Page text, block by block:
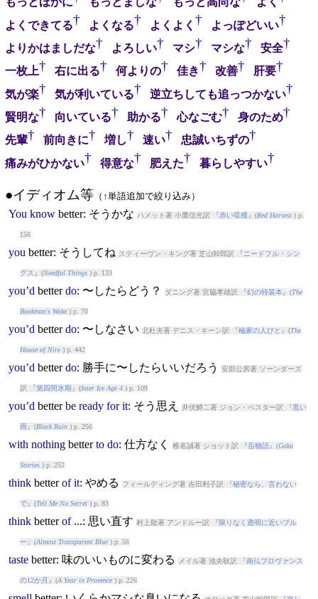
よくできてる† よくなる† よくよく † よっぽどいい†
よりかはましだな† よろしい† マシ† マシな† 安全†
一枚上† 右に出る† 何よりの† 佳き† 改善† 肝要†
気が楽† 気が利いている† 逆立ちしても追っつかない†
賢明な† 向いている† 助かる† 心なごむ† 身のため†
先輩† 前向きに† 増し† 速い† 忠誠いちずの†
痛みがひかない† 得意な† 肥えた† 暮らしやすい†
●イディオム等（ ↑単語追加で絞り込み）
You know better: そうかな ハメット著 小鷹信光訳 『赤い収穫 』(Red Harvest) p.
156
you better: そうしてね スティーヴン・キング著 芝山幹郎訳 『 ニードフル・シン
グス 』(Needful Things) p. 133
you’d better do: 〜したらどう？ ダニング著 宮脇孝雄訳 『幻の特装本』(The
Bookman's Wake) p. 70
you’d better do: 〜しなさい 北杜夫著 デニス・キーン訳 『楡家の人びと 』(The
House of Nire) p. 442
you’d better do: 勝手に〜したらいいだろう 安部公房著 ソーンダーズ
訳 『第四間氷期 』(Inter Ice Age 4) p. 109
you’d better be ready for it: そう思え 井伏鱒二著 ジョン・ベスター訳 『黒い
雨』(Black Rain) p. 256
with nothing better to do: 仕方なく 椎名誠著 ショット訳 『岳物語』(Gaku
Stories) p. 252
think better of it: やめる フィールディング著 吉田利子訳 『秘密なら、言わない
で』(Tell Me No Secret) p. 83
think better of...: 思い直す 村上龍著 アンドルー訳 『限りなく透明に近いブル
ー 』(Almost Transparent Blue) p. 56
taste better: 味のいいものに変わる メイル著 池央耿訳 『南仏プロヴァンス
の12か月 』(A Year in Provence) p. 226